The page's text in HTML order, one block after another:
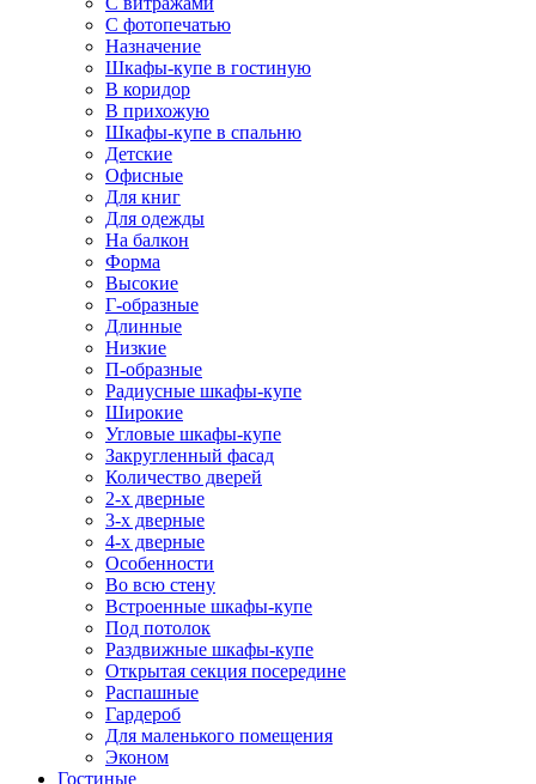
С фотопечатью
Назначение
Шкафы-купе в гостиную
В коридор
В прихожую
Шкафы-купе в спальню
Детские
Офисные
Для книг
Для одежды
На балкон
Форма
Высокие
Г-образные
Длинные
Низкие
П-образные
Радиусные шкафы-купе
Широкие
Угловые шкафы-купе
Закругленный фасад
Количество дверей
2-х дверные
3-х дверные
4-х дверные
Особенности
Во всю стену
Встроенные шкафы-купе
Под потолок
Раздвижные шкафы-купе
Открытая секция посередине
Распашные
Гардероб
Для маленького помещения
Эконом
Гостиные